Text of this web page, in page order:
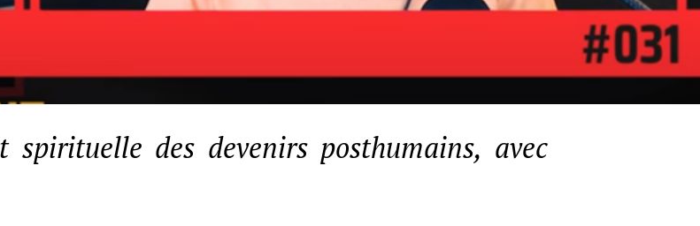
spirituelle des devenirs posthumains, avec